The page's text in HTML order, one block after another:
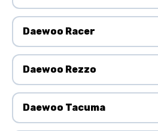
Daewoo Racer
Daewoo Rezzo
Daewoo Tacuma